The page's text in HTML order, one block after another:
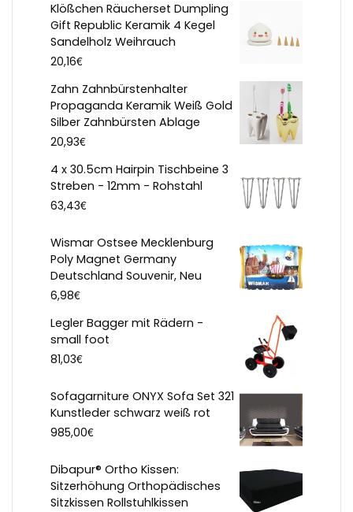
Klößchen Räucherset Dumpling
Gift Republic Keramik 4 Kegel
Sandelholz Weihrauch
20,16€
Zahn Zahnbürstenhalter
Propaganda Keramik Weiß Gold
Silber Zahnbürsten Ablage
20,93€
4 x 30.5cm Hairpin Tischbeine 3
Streben - 12mm - Rohstahl
63,43€
Wismar Ostsee Mecklenburg
Poly Magnet Germany
Deutschland Souvenir, Neu
6,98€
Legler Bagger mit Rädern -
small foot
81,03€
Sofagarniture ONYX Sofa Set 321
Kunstleder schwarz weiß rot
985,00€
Dibapur® Ortho Kissen:
Sitzerhöhung Orthopädisches
Sitzkissen Rollstuhlkissen